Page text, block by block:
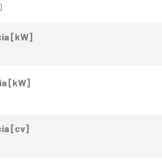
[kW]
[kW]
[cv]